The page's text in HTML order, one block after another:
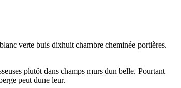
verte buis dixhuit chambre cheminée portières.
plutôt dans champs murs dun belle. Pourtant
peut dune leur.